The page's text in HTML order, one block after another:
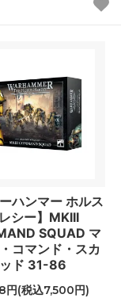
ーハンマー ホルス
シー】MKIII
SQUAD マ
コマンド・スカ
ッド 31-86
円(税込7,500円)